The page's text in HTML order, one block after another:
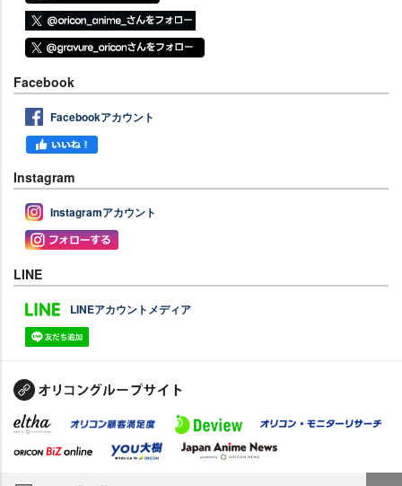
Facebook
Facebookアカウント
Instagram
Instagramアカウント
LINE
LINEアカウントメディア